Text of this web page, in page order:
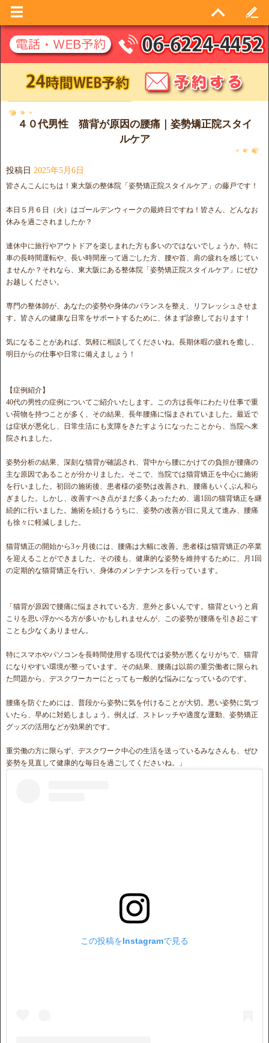
日別アーカイブ: 2025年5月6日
４０代男性 猫背が原因の腰痛｜姿勢矯正院スタイ
ルケア
投稿日 2025年5月6日
皆さんこんにちは！東大阪の整体院「姿勢矯正院スタイルケア」の藤戸です！
本日５月６日（火）はゴールデンウィークの最終日ですね！皆さん、どんなお
休みを過ごされましたか？
連休中に旅行やアウトドアを楽しまれた方も多いのではないでしょうか。特に
車の長時間運転や、長い時間座って過ごした方、腰や首、肩の疲れを感じてい
ませんか？それなら、東大阪にある整体院「姿勢矯正院スタイルケア」にぜひ
お越しください。
専門の整体師が、あなたの姿勢や身体のバランスを整え、リフレッシュさせま
す。皆さんの健康な日常をサポートするために、休まず診療しております！
気になることがあれば、気軽に相談してくださいね。長期休暇の疲れを癒し、
明日からの仕事や日常に備えましょう！
【症例紹介】
40代の男性の症例についてご紹介いたします。この方は長年にわたり仕事で重
い荷物を持つことが多く、その結果、長年腰痛に悩まされていました。最近で
は症状が悪化し、日常生活にも支障をきたすようになったことから、当院へ来
院されました。
姿勢分析の結果、深刻な猫背が確認され、背中から腰にかけての負担が腰痛の
主な原因であることが分かりました。そこで、当院では猫背矯正を中心に施術
を行いました。初回の施術後、患者様の姿勢は改善され、腰痛もいくぶん和ら
ぎました。しかし、改善すべき点がまだ多くあったため、週1回の猫背矯正を継
続的に行いました。施術を続けるうちに、姿勢の改善が目に見えて進み、腰痛
も徐々に軽減しました。
猫背矯正の開始から3ヶ月後には、腰痛は大幅に改善。患者様は猫背矯正の卒業
を迎えることができました。その後も、健康的な姿勢を維持するために、月1回
の定期的な猫背矯正を行い、身体のメンテナンスを行っています。
「猫背が原因で腰痛に悩まされている方、意外と多いんです。猫背というと肩
こりを思い浮かべる方が多いかもしれませんが、この姿勢が腰痛を引き起こす
ことも少なくありません。
特にスマホやパソコンを長時間使用する現代では姿勢が悪くなりがちで、猫背
になりやすい環境が整っています。その結果、腰痛は以前の重労働者に限られ
た問題から、デスクワーカーにとっても一般的な悩みになっているのです。
腰痛を防ぐためには、普段から姿勢に気を付けることが大切。悪い姿勢に気づ
いたら、早めに対処しましょう。例えば、ストレッチや適度な運動、姿勢矯正
グッズの活用などが効果的です。
重労働の方に限らず、デスクワーク中心の生活を送っているみなさんも、ぜひ
姿勢を見直して健康的な毎日を過ごしてくださいね。」
この投稿をInstagramで見る